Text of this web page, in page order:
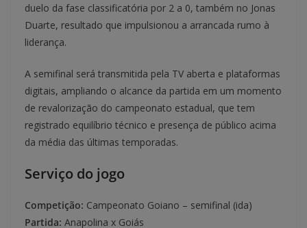
duelo da fase classificatória por 2 a 0, também no Jonas
Duarte, resultado que impulsionou a arrancada rumo à
liderança.
A semifinal será transmitida pela TV aberta e plataformas
digitais, ampliando o alcance da partida em um momento
de revalorização do campeonato estadual, que tem
registrado equilíbrio técnico e presença de público acima
da média das últimas temporadas.
Serviço do jogo
Competição: Campeonato Goiano – semifinal (ida)
Partida: Anapolina x Goiás